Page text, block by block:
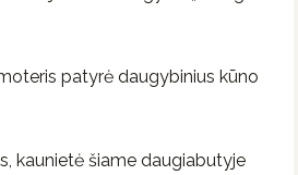
patyrė daugybinius kūno
kaunietė šiame daugiabutyje